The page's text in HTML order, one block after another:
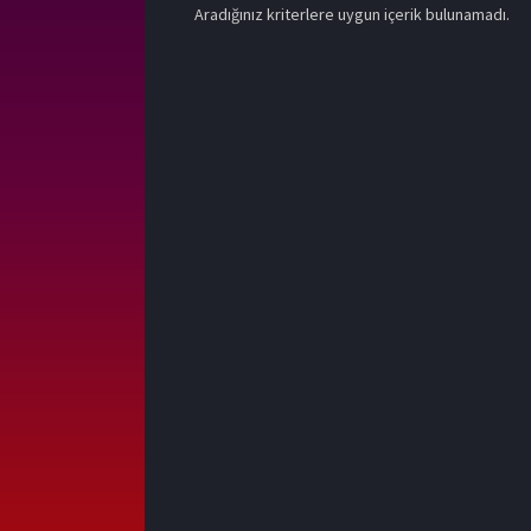
Aradığınız kriterlere uygun içerik bulunamadı.